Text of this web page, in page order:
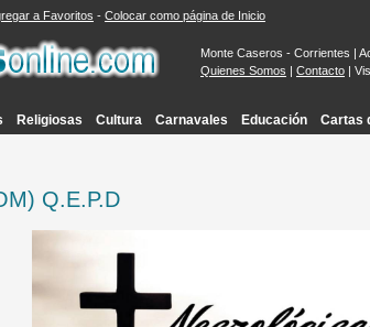
a Favoritos - Colocar como página de Inicio
Monte Caseros - Corrientes |
Quienes Somos | Contacto |
Religiosas Cultura Carnavales Educación Cartas
Q.E.P.D